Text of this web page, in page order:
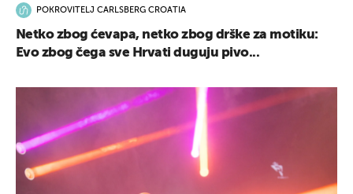
POKROVITELJ CARLSBERG CROATIA
Netko zbog ćevapa, netko zbog drške za motiku:
Evo zbog čega sve Hrvati duguju pivo...